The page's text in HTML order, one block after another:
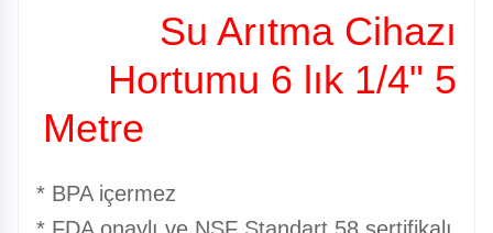
Su Arıtma Cihazı
Hortumu 6 lık 1/4" 5
Metre
* BPA içermez